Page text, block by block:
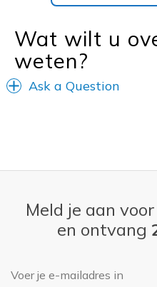
Wat wilt u
weten?
Ask a Question
Meld je aan
en ontvang
E-mailadres